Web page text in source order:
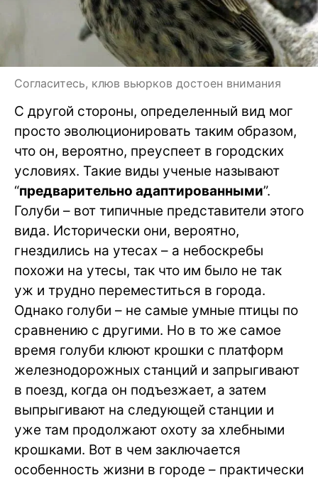
Согласитесь, клюв вьюрков достоен внимания
С другой стороны, определенный вид мог
просто эволюционировать таким образом,
что он, вероятно, преуспеет в городских
условиях. Такие виды ученые называют
“предварительно адаптированными”.
Голуби – вот типичные представители этого
вида. Исторически они, вероятно,
гнездились на утесах – а небоскребы
похожи на утесы, так что им было не так
уж и трудно переместиться в города.
Однако голуби – не самые умные птицы по
сравнению с другими. Но в то же самое
время голуби клюют крошки с платформ
железнодорожных станций и запрыгивают
в поезд, когда он подъезжает, а затем
выпрыгивают на следующей станции и
уже там продолжают охоту за хлебными
крошками. Вот в чем заключается
особенность жизни в городе – практически